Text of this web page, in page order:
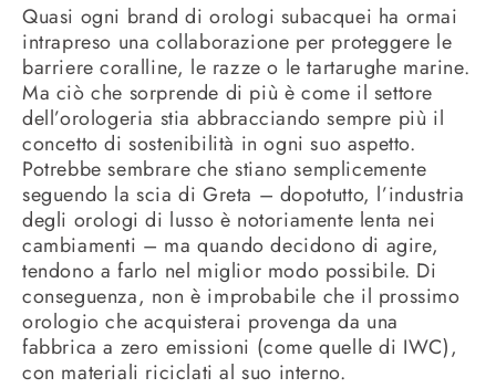
Quasi ogni brand di orologi subacquei ha ormai
intrapreso una collaborazione per proteggere le
barriere coralline, le razze o le tartarughe marine.
Ma ciò che sorprende di più è come il settore
dell’orologeria stia abbracciando sempre più il
concetto di sostenibilità in ogni suo aspetto.
Potrebbe sembrare che stiano semplicemente
seguendo la scia di Greta – dopotutto, l’industria
degli orologi di lusso è notoriamente lenta nei
cambiamenti – ma quando decidono di agire,
tendono a farlo nel miglior modo possibile. Di
conseguenza, non è improbabile che il prossimo
orologio che acquisterai provenga da una
fabbrica a zero emissioni (come quelle di IWC),
con materiali riciclati al suo interno.